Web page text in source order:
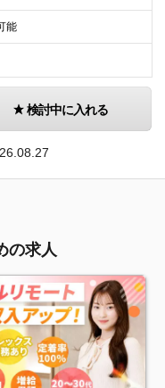
能
検討中に入れる
の求人